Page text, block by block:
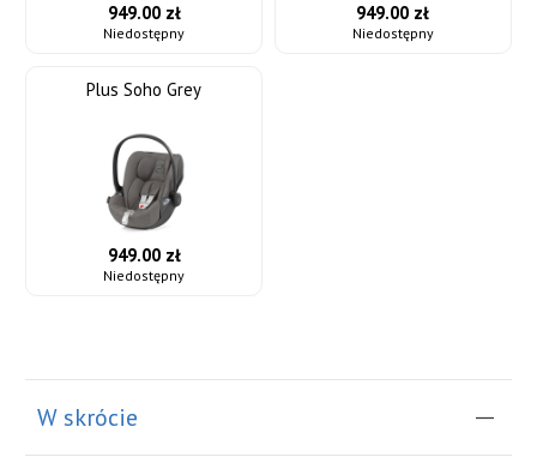
949.00 zł
Niedostępny
949.00 zł
Niedostępny
Plus Soho Grey
949.00 zł
Niedostępny
W skrócie